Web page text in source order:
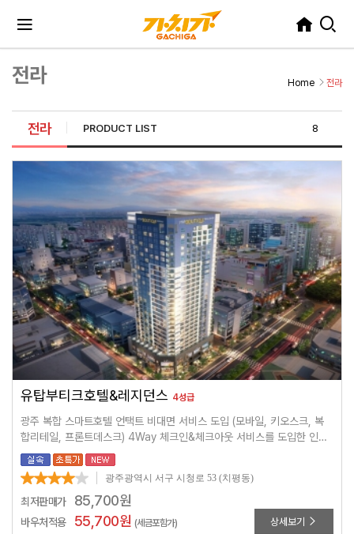
전라 Home 전라
전라 PRODUCT LIST 8
유탑부티크호텔&레지던스 4성급
광주 복합 스마트호텔 언택트 비대면 서비스 도입 (모바일, 키오스크, 복
합리테일, 프론트데스크) 4Way 체크인&체크아웃 서비스를 도입한 인공
지능 복합 스마트 호텔
광주광역시 서구 시청로 53 (치평동)
최저판매가 85,700원
바우처적용 55,700원 (세금포함가) 상세보기